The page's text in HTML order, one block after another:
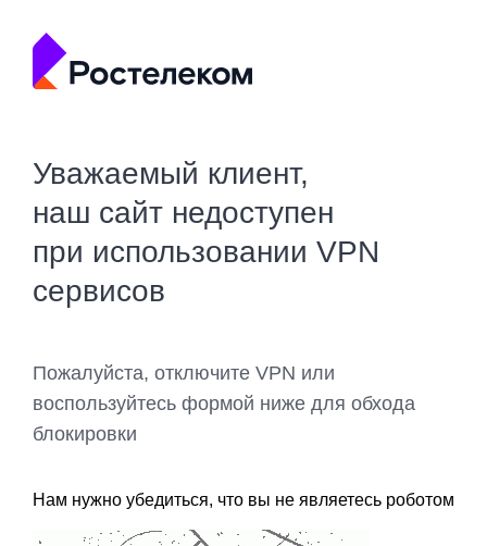
Уважаемый клиент,
наш сайт недоступен
при использовании VPN
сервисов
Пожалуйста, отключите VPN или
воспользуйтесь формой ниже для обхода
блокировки
Нам нужно убедиться, что вы не являетесь роботом